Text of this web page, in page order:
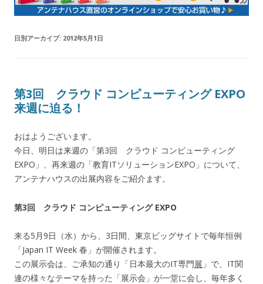
日別アーカイブ: 2012年5月1日
第3回 クラウド コンピューティング EXPO
来週に迫る！
おはようございます。
今日、明日は来週の「第3回 クラウド コンピューティング
EXPO」、再来週の「教育ITソリューションEXPO」について、
アンテナハウスの出展内容をご紹介ます。
第3回 クラウド コンピューティング EXPO
来る5月9日（水）から、3日間、東京ビッグサイトで毎年恒例
「Japan IT Week 春」が開催されます。
この展示会は、ご承知の通り「日本最大のIT専門展 」で、IT関
連の様々なテーマを持った「展示会」が一堂に会し、毎年多く